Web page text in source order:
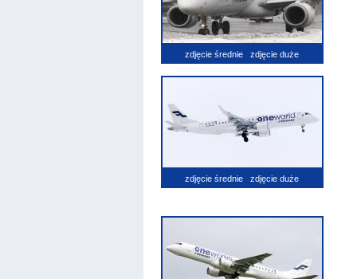
zdjęcie średnie zdjęcie duże
zdjęcie średnie zdjęcie duże